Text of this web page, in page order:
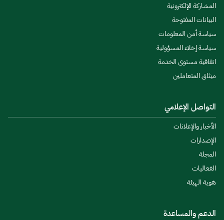
المشاركة الإلكترونية
البيانات المفتوحة
سياسة أمن المعلومات
سياسة إخلاء المسؤولية
اتفاقية مستوى الخدمة
ميثاق المتعاملين
التواصل الإعلامي
الأخبار والإعلانات
الإصدارات
المجلة
الفعاليات
هوية الهيئة
الدعم والمساعدة